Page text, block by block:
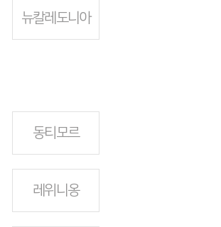
뉴칼레도니아
동티모르
레위니옹